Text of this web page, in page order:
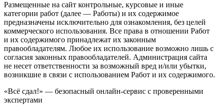
Размещенные на сайт контрольные, курсовые и иные
категории работ (далее — Работы) и их содержимое
предназначены исключительно для ознакомления, без целей
коммерческого использования. Все права в отношении Работ
и их содержимого принадлежат их законным
правообладателям. Любое их использование возможно лишь с
согласия законных правообладателей. Администрация сайта
не несет ответственности за возможный вред и/или убытки,
возникшие в связи с использованием Работ и их содержимого.
«Всё сдал!» — безопасный онлайн-сервис с проверенными
экспертами